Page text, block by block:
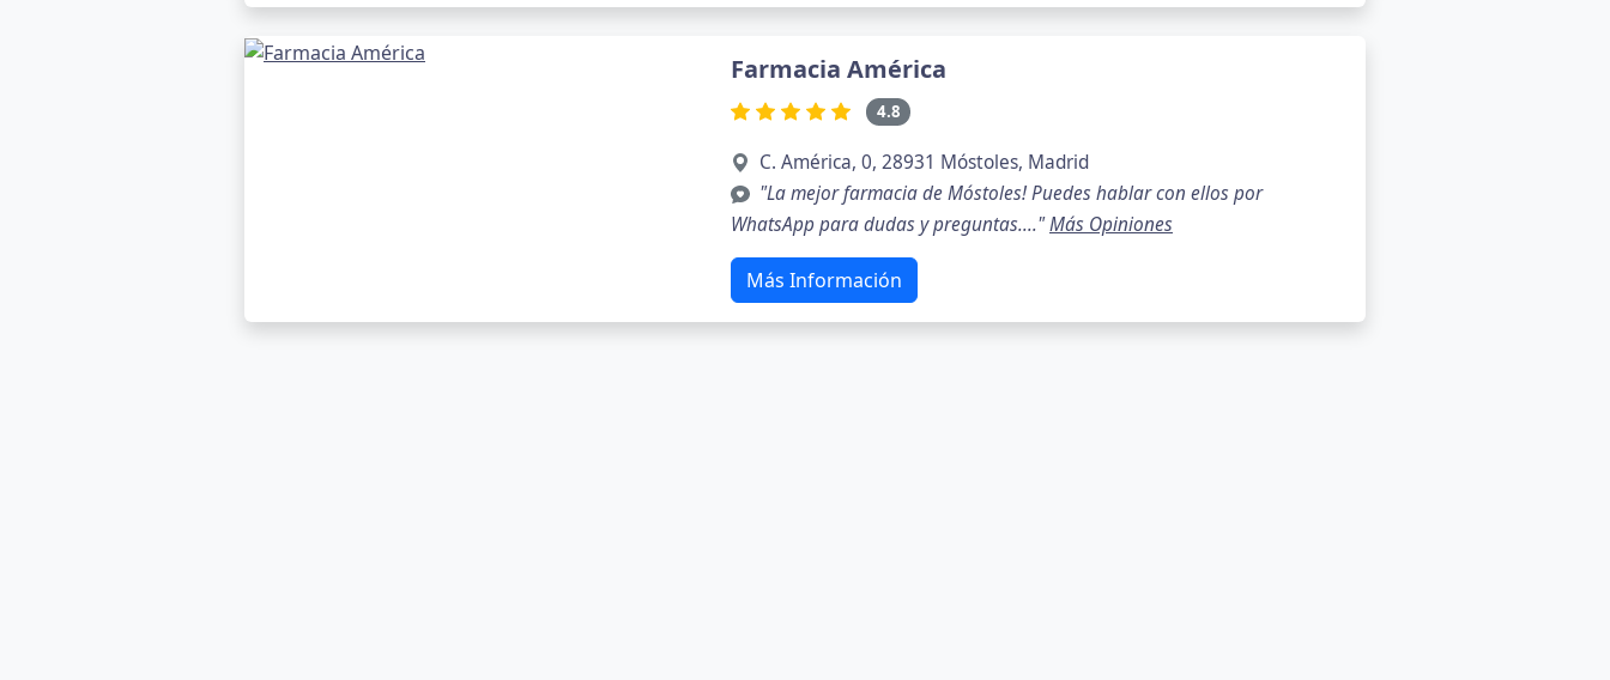
Farmacia América
4.8
C. América, 0, 28931 Móstoles, Madrid
"La mejor farmacia de Móstoles! Puedes hablar con ellos por
WhatsApp para dudas y preguntas...."Más Opiniones
Más Información